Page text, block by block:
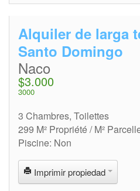
Alquiler de larga
Santo Domingo
Naco
$3.000
3000
3 Chambres, Toilettes
299 M² Propriété / M²
Piscine: Non
Imprimir propiedad